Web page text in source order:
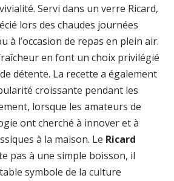
Servi dans un verre Ricard,
lors des chaudes journées
à l’occasion de repas en plein air.
en font un choix privilégié
détente. La recette a également
croissante pendant les
lorsque les amateurs de
ont cherché à innover et à
à la maison. Le Ricard
pas à une simple boisson, il
symbole de la culture